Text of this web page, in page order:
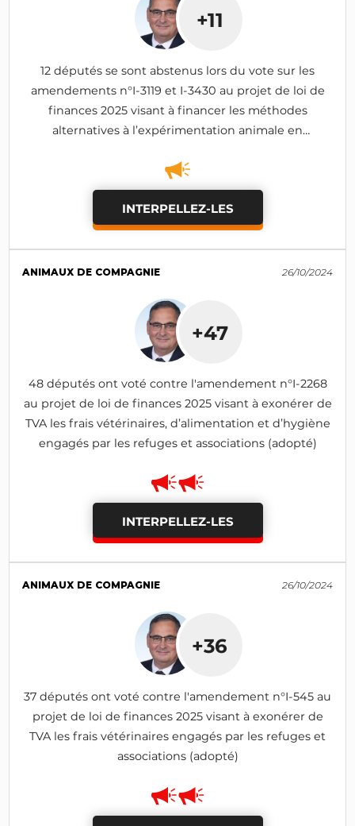
+11
12 députés se sont abstenus lors du vote sur les
amendements n°I-3119 et I-3430 au projet de loi de
finances 2025 visant à financer les méthodes
alternatives à l’expérimentation animale en
d’animaux (adopté)
INTERPELLEZ-LES
ANIMAUX DE COMPAGNIE 26/10/2024
+47
48 députés ont voté contre l'amendement n°I-2268
au projet de loi de finances 2025 visant à exonérer de
TVA les frais vétérinaires, d’alimentation et d’hygiène
engagés par les refuges et associations (adopté)
INTERPELLEZ-LES
ANIMAUX DE COMPAGNIE 26/10/2024
+36
37 députés ont voté contre l'amendement n°I-545 au
projet de loi de finances 2025 visant à exonérer de
TVA les frais vétérinaires engagés par les refuges et
associations (adopté)